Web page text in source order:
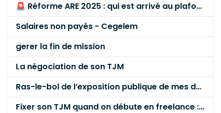
🚨 Réforme ARE 2025 : qui est arrivé au plafond des 60 % en gardant son entreprise ?
Salaires non payés - Cegelem
gerer la fin de mission
La négociation de son TJM
Ras-le-bol de l’exposition publique de mes données personnelles liées à mon entreprise
Fixer son TJM quand on débute en freelance : la méthode mathématique (et pas au feeling) 🛑